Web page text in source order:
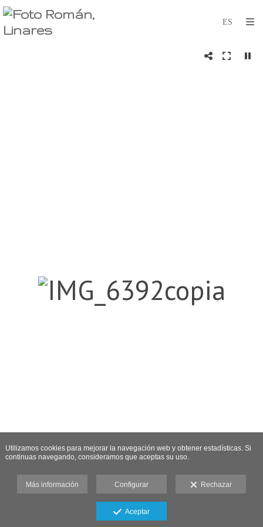
Utilizamos cookies para mejorar la navegación web y obtener estadísticas. Si
continuas navegando, consideramos que aceptas su uso.
Más información Configurar Rechazar
Aceptar